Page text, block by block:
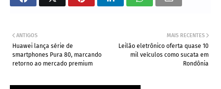
MAIS RECENTES
Leilão eletrônico oferta quase 10
mil veículos como sucata em
Rondônia
ANTIGOS
Huawei lança série de
smartphones Pura 80, marcando
retorno ao mercado premium